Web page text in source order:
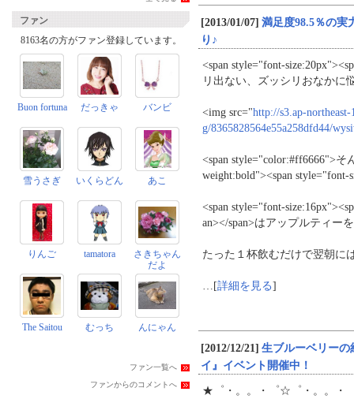
[2013/01/07] 満足度98.5％の
り♪
<span style="font-
リ出ない、ズッシリおなか
<img src="http://s3.ap-
g/8365828564e55a258dfd44/
<span style="color:#ff6666">
weight:bold"><span style="font-
<span style="font-
an></span>はアップルティー
たった１杯飲むだけで翌朝に
…[詳細を見る]
[2012/12/21] 生ブルーベリー
イ』イベント開催中！
★゜・。。・゜☆゜・。。・
ファン
8163名の方がファン登録しています。
Buon fortuna だっきゃ バンビ
雪うさぎ いくらどん あこ
りんご tamatora
さきちゃん
だよ
The Saitou むっち んにゃん
ファン一覧へ
ファンからのコメントへ